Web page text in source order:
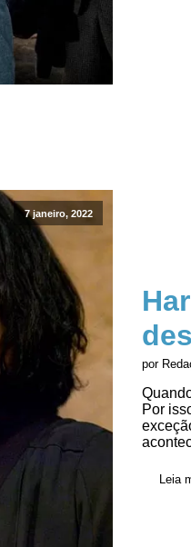
7 janeiro, 2022
por
Por
Leia